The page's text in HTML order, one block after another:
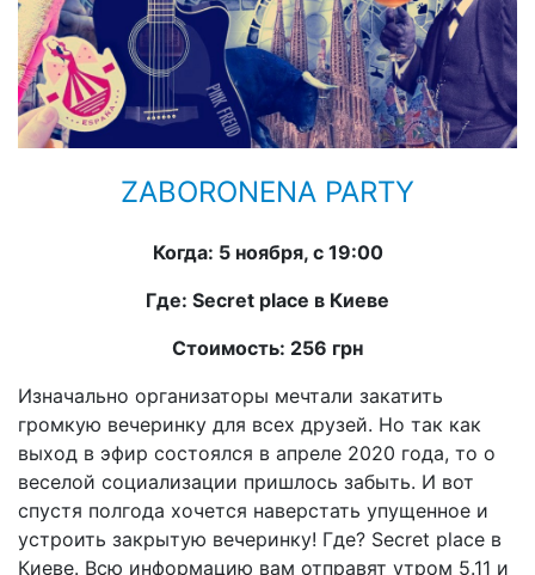
ZABORONENA PARTY
Когда: 5 ноября, с 19:00
Где: Secret place в Киеве
Стоимость: 256 грн
Изначально организаторы мечтали закатить
громкую вечеринку для всех друзей. Но так как
выход в эфир состоялся в апреле 2020 года, то о
веселой социализации пришлось забыть. И вот
спустя полгода хочется наверстать упущенное и
устроить закрытую вечеринку! Где? Secret place в
Киеве. Всю информацию вам отправят утром 5.11 и